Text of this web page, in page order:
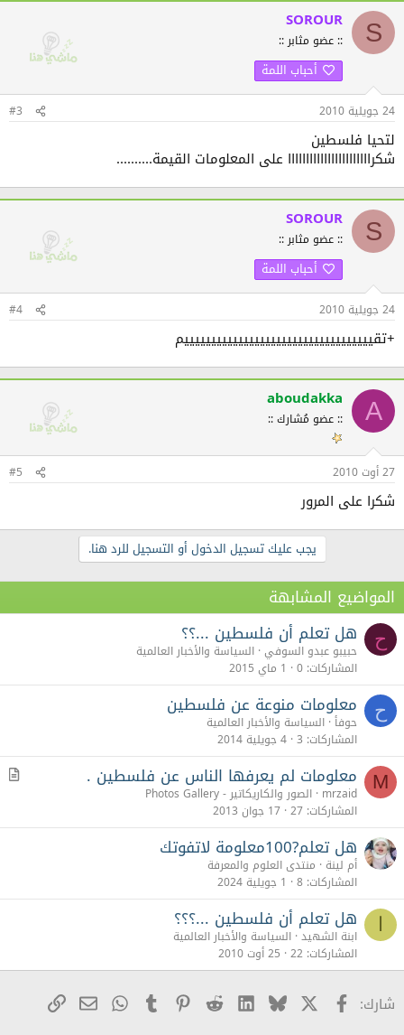
S
SOROUR
:: عضو مثابر ::
أحباب اللمة
24 جويلية 2010 #3
لتحيا فلسطين
شكرااااااااااااااااااااااا على المعلومات القيمة..........
S
SOROUR
:: عضو مثابر ::
أحباب اللمة
24 جويلية 2010 #4
+تقيييييييييييييييييييييييييييييييييييم
A
aboudakka
:: عضو مُشارك ::
27 أوت 2010 #5
شكرا على المرور
يجب عليك تسجيل الدخول أو التسجيل للرد هنا.
المواضيع المشابهة
ح هل تعلم أن فلسطين ...؟؟
حبيبو عبدو السوفي السياسة والأخبار العالمية
المشاركات 0 1 ماي 2015
ح معلومات منوعة عن فلسطين
حوفأ السياسة والأخبار العالمية
المشاركات 3 4 جويلية 2014
M
ل
معلومات لم يعرفها الناس عن فلسطين .
mrzaid الصور والكاريكاتير - Photos Gallery
المشاركات 27 17 جوان 2013
هل تعلم?100معلومة لاتفوتك
أم لينة منتدى العلوم والمعرفة
المشاركات 8 1 جويلية 2024
ا هل تعلم أن فلسطين ...؟؟؟
ابنة الشهيد السياسة والأخبار العالمية
المشاركات 22 25 أوت 2010
شارك: Facebook
X
Bluesky
LinkedIn
Reddit
Pinterest
Tumblr
WhatsApp
البريدرابط